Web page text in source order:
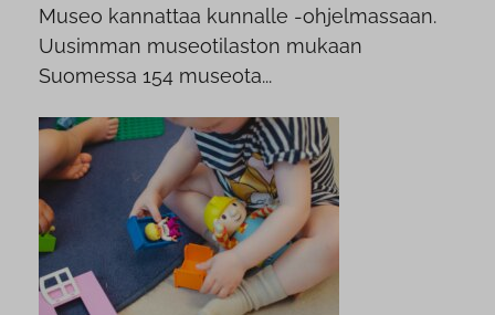
Museo kannattaa kunnalle -ohjelmassaan.
Uusimman museotilaston mukaan
Suomessa 154 museota...